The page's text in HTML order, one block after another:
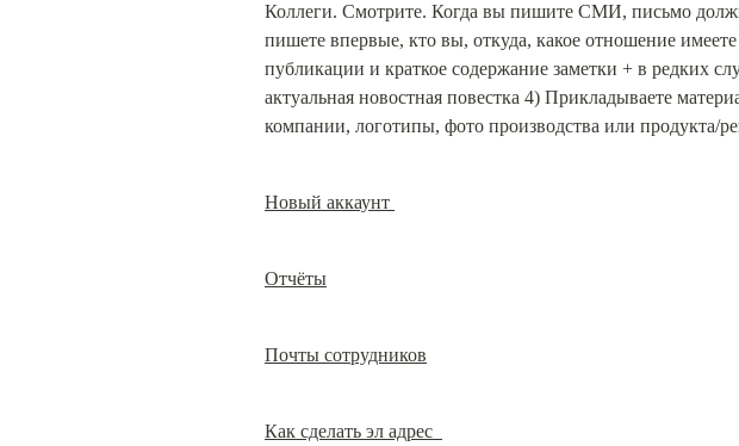
Коллеги. Смотрите. Когда вы пишите СМИ, письмо
пишете впервые, кто вы, откуда, какое отношение
публикации и краткое содержание заметки + в редких
актуальная новостная повестка 4) Прикладываете
компании, логотипы, фото производства или продукта/
Новый аккаунт
Отчёты
Почты сотрудников
Как сделать эл адрес